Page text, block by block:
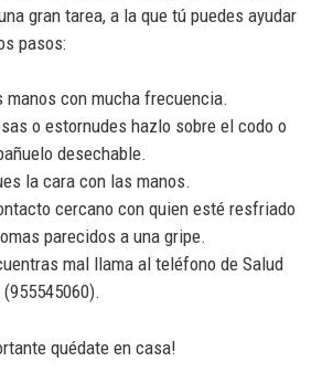
gran tarea, a la que tú puedes ayudar
pasos:
manos con mucha frecuencia.
o estornudes hazlo sobre el codo o
desechable.
la cara con las manos.
cercano con quien esté resfriado
parecidos a una gripe.
mal llama al teléfono de Salud
quédate en casa!